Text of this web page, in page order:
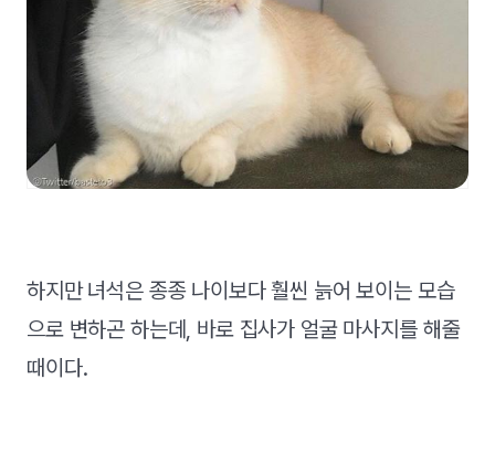
하지만 녀석은 종종 나이보다 훨씬 늙어 보이는 모습
으로 변하곤 하는데, 바로 집사가 얼굴 마사지를 해줄
때이다.